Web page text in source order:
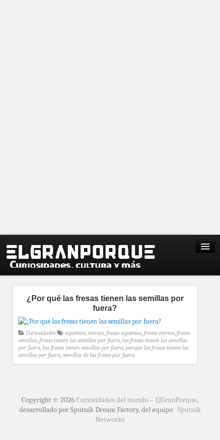
¿Por qué las fresas tienen las semillas por
fuera?
Curiosidades aquenios, eterios, fresas aquenios, fresas eterios, fresas
semillas, fresas tienen las semillas por fuera, las fresas tienen las semillas
por fuera, las fresas tienen semillas por fuera, porque las fresas tienen las
semillas por fuera, semillas de las fresas por fuera
Copyright © 2026Curiosidades del mundo – ElGranPorque,
desarrollado por Sputnik Dream Factory, del equipo Sputnik
Networks